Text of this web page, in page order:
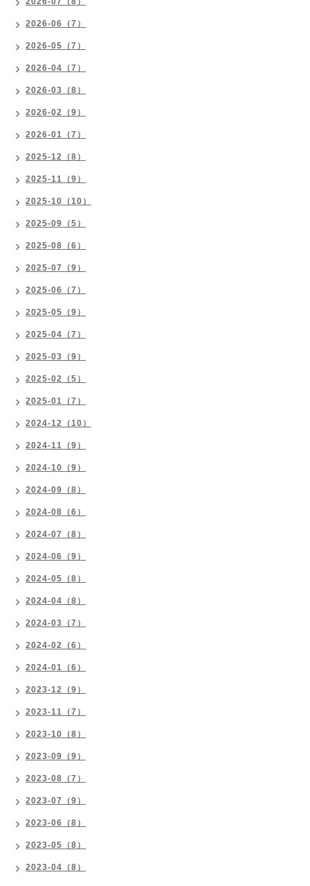
2026-06（7）
2026-05（7）
2026-04（7）
2026-03（8）
2026-02（9）
2026-01（7）
2025-12（8）
2025-11（9）
2025-10（10）
2025-09（5）
2025-08（6）
2025-07（9）
2025-06（7）
2025-05（9）
2025-04（7）
2025-03（9）
2025-02（5）
2025-01（7）
2024-12（10）
2024-11（9）
2024-10（9）
2024-09（8）
2024-08（6）
2024-07（8）
2024-06（9）
2024-05（8）
2024-04（8）
2024-03（7）
2024-02（6）
2024-01（6）
2023-12（9）
2023-11（7）
2023-10（8）
2023-09（9）
2023-08（7）
2023-07（9）
2023-06（8）
2023-05（8）
2023-04（8）